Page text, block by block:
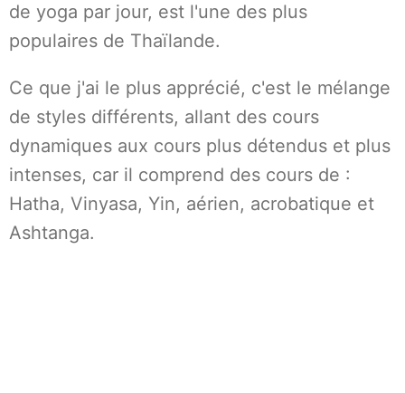
de yoga par jour, est l'une des plus
populaires de Thaïlande.
Ce que j'ai le plus apprécié, c'est le mélange
de styles différents, allant des cours
dynamiques aux cours plus détendus et plus
intenses, car il comprend des cours de :
Hatha, Vinyasa, Yin, aérien, acrobatique et
Ashtanga.